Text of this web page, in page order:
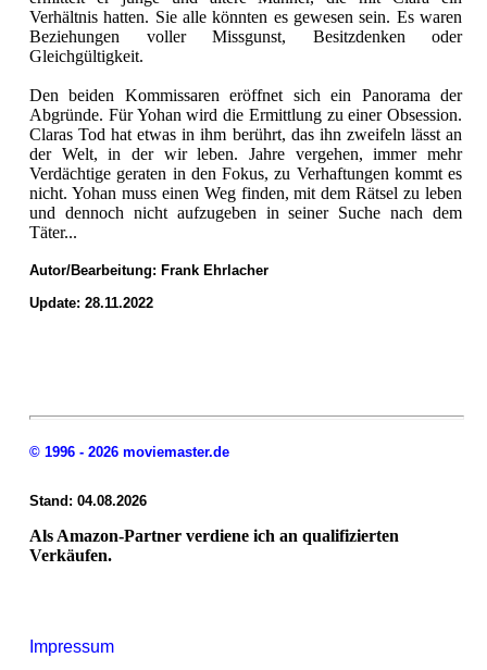
Verhältnis hatten. Sie alle könnten es gewesen sein. Es waren
Beziehungen voller Missgunst, Besitzdenken oder
Gleichgültigkeit.
Den beiden Kommissaren eröffnet sich ein Panorama der
Abgründe. Für Yohan wird die Ermittlung zu einer Obsession.
Claras Tod hat etwas in ihm berührt, das ihn zweifeln lässt an
der Welt, in der wir leben. Jahre vergehen, immer mehr
Verdächtige geraten in den Fokus, zu Verhaftungen kommt es
nicht. Yohan muss einen Weg finden, mit dem Rätsel zu leben
und dennoch nicht aufzugeben in seiner Suche nach dem
Täter...
Autor/Bearbeitung: Frank Ehrlacher
Update: 28.11.2022
© 1996 - 2026 moviemaster.de
Stand: 04.08.2026
Als Amazon-Partner verdiene ich an qualifizierten
Verkäufen.
Impressum